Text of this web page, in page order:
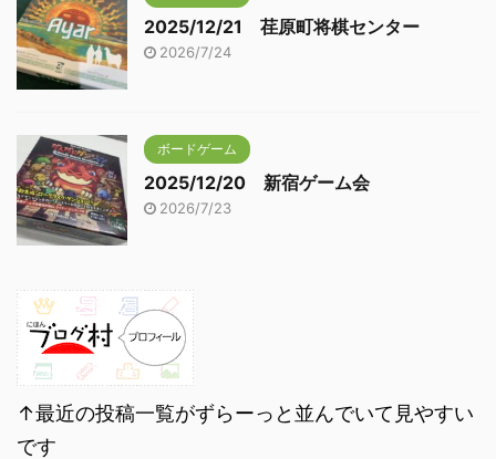
2025/12/21 荏原町将棋センター
2026/7/24
ボードゲーム
2025/12/20 新宿ゲーム会
2026/7/23
↑最近の投稿一覧がずらーっと並んでいて見やすい
です